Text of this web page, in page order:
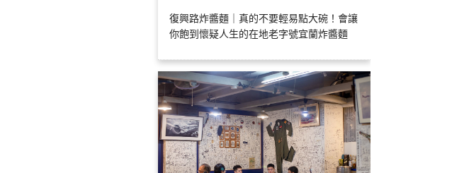
復興路炸醬麵｜真的不要輕易點大碗！會讓
你飽到懷疑人生的在地老字號宜蘭炸醬麵